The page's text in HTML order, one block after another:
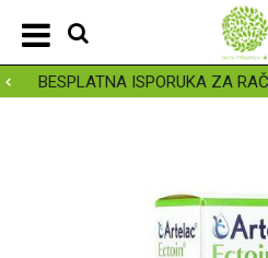
BESPLATNA ISPORUKA ZA